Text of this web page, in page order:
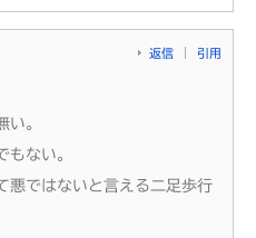
返信 引用
い。
もない。
悪ではないと言える二足歩行